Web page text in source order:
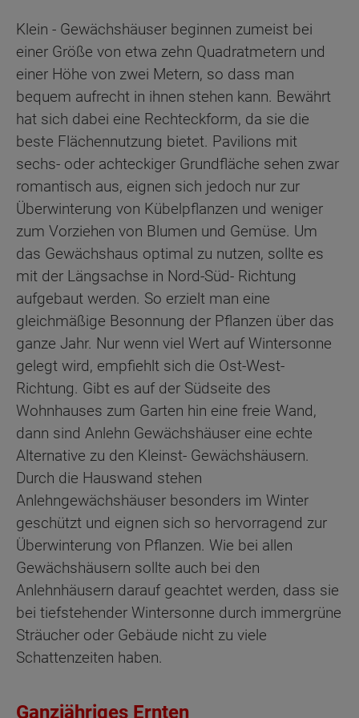
Klein - Gewächshäuser beginnen zumeist bei
einer Größe von etwa zehn Quadratmetern und
einer Höhe von zwei Metern, so dass man
bequem aufrecht in ihnen stehen kann. Bewährt
hat sich dabei eine Rechteckform, da sie die
beste Flächennutzung bietet. Pavilions mit
sechs- oder achteckiger Grundfläche sehen zwar
romantisch aus, eignen sich jedoch nur zur
Überwinterung von Kübelpflanzen und weniger
zum Vorziehen von Blumen und Gemüse. Um
das Gewächshaus optimal zu nutzen, sollte es
mit der Längsachse in Nord-Süd- Richtung
aufgebaut werden. So erzielt man eine
gleichmäßige Besonnung der Pflanzen über das
ganze Jahr. Nur wenn viel Wert auf Wintersonne
gelegt wird, empfiehlt sich die Ost-West-
Richtung. Gibt es auf der Südseite des
Wohnhauses zum Garten hin eine freie Wand,
dann sind Anlehn Gewächshäuser eine echte
Alternative zu den Kleinst- Gewächshäusern.
Durch die Hauswand stehen
Anlehngewächshäuser besonders im Winter
geschützt und eignen sich so hervorragend zur
Überwinterung von Pflanzen. Wie bei allen
Gewächshäusern sollte auch bei den
Anlehnhäusern darauf geachtet werden, dass sie
bei tiefstehender Wintersonne durch immergrüne
Sträucher oder Gebäude nicht zu viele
Schattenzeiten haben.
Ganzjähriges Ernten